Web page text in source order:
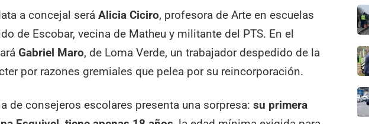
a concejal seráAlicia Ciciro, profesora de Arte en escuelas
de Escobar, vecina de Matheu y militante del PTS. En el
Gabriel Maro, de Loma Verde, un trabajador despedido de la
por razones gremiales que pelea por su reincorporación.
de consejeros escolares presenta una sorpresa:su primera